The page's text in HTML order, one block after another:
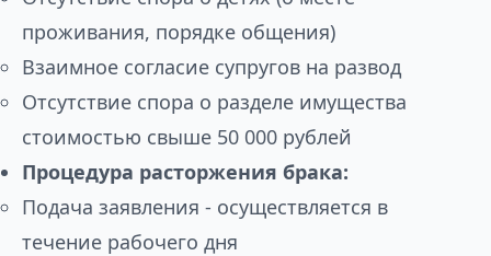
проживания, порядке общения)
Взаимное согласие супругов на развод
Отсутствие спора о разделе имущества
стоимостью свыше 50 000 рублей
Процедура расторжения брака:
Подача заявления - осуществляется в
течение рабочего дня